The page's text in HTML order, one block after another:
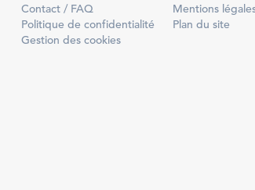
Contact / FAQ Mentions
Politique de confidentialité
Plan du site
Gestion des cookies